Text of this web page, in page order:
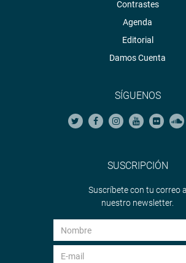
fotografia.congreso.gob.peContrastes
Agenda
Editorial
Damos Cuenta
SÍGUENOS
SUSCRIPCIÓN
Suscríbete con tu correo a
nuestro newsletter.